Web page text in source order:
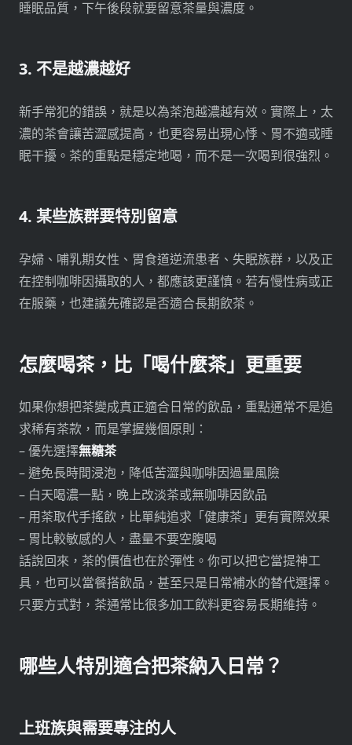
睡眠品質，下午後段就要留意茶量與濃度。
3. 不是越濃越好
新手常犯的錯誤，就是以為茶泡越濃越有效。實際上，太
濃的茶會讓苦澀感提高，也更容易出現心悸、胃不適或睡
眠干擾。茶的重點是穩定地喝，而不是一次喝到很強烈。
4. 某些族群要特別留意
孕婦、哺乳期女性、胃食道逆流患者、失眠族群，以及正
在控制咖啡因攝取的人，都應該更謹慎。若有慢性病或正
在服藥，也建議先確認是否適合長期飲茶。
怎麼喝茶，比「喝什麼茶」更重要
如果你想把茶變成真正適合日常的飲品，重點通常不是追
求稀有茶款，而是掌握幾個原則：
– 優先選擇無糖茶
– 避免長時間浸泡，降低苦澀與咖啡因過量風險
– 白天喝濃一點，晚上改淡茶或無咖啡因飲品
– 用茶取代手搖飲，比單純追求「健康茶」更有實際效果
– 胃比較敏感的人，盡量不要空腹喝
話說回來，茶的價值也在於彈性。你可以把它當提神工
具，也可以當餐搭飲品，甚至只是日常補水的替代選擇。
只要方式對，茶通常比很多加工飲料更容易長期維持。
哪些人特別適合把茶納入日常？
上班族與需要專注的人